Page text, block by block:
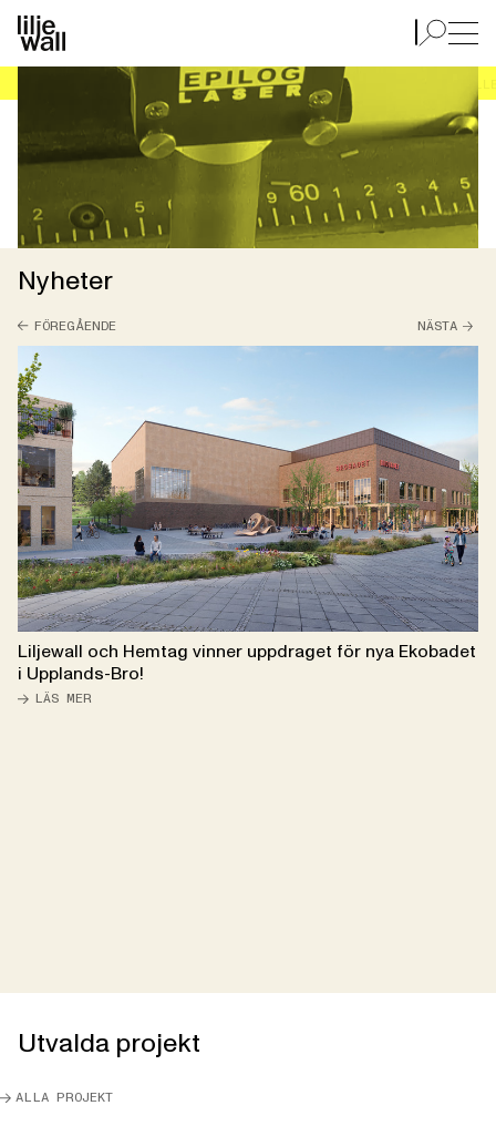
Start
EN UPPLEVELSE DU KAN KÄNNA I VARJE LINJE, KURVA OCH
Nyheter
Liljewall och Hemtag vinner uppdraget för nya Ekobadet
i Upplands-Bro!
LÄS MER
FÖREGÅENDE NÄSTA
Utvalda projekt
ALLA PROJEKT